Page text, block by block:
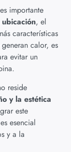
importante
ubicación, el
características
calor, es
evitar un
reside
y la estética
este
esencial
y a la